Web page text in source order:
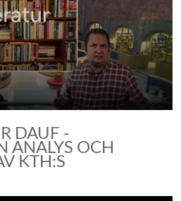
Vad är det för en typ av källa och…
duration 2 minutes 47 seconds
DAUF -
ANALYS OCH
KTH:S